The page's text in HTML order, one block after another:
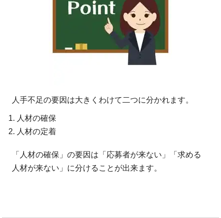
人手不足の要因は大きくわけて二つに分かれます。
人材の確保
人材の定着
「人材の確保」の要因は「応募者が来ない」「求める
人材が来ない」に分けることが出来ます。